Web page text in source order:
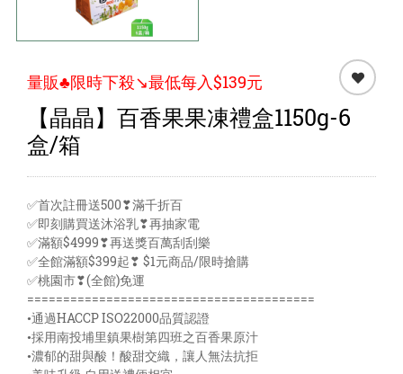
量販♣限時下殺↘️最低每入$139元
【晶晶】百香果果凍禮盒1150g-6
盒/箱
✅首次註冊送500❣滿千折百
✅即刻購買送沐浴乳❣再抽家電
✅滿額$4999❣再送獎百萬刮刮樂
✅全館滿額$399起❣ $1元商品/限時搶購
✅桃園市❣(全館)免運
========================================
•通過HACCP ISO22000品質認證
•採用南投埔里鎮果樹第四班之百香果原汁
•濃郁的甜與酸！酸甜交織，讓人無法抗拒